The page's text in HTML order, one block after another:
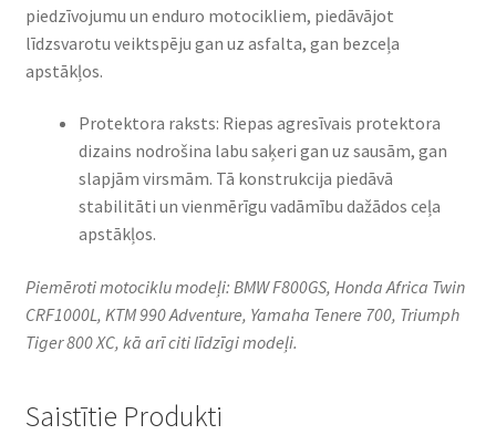
piedzīvojumu un enduro motocikliem, piedāvājot
līdzsvarotu veiktspēju gan uz asfalta, gan bezceļa
apstākļos.
Protektora raksts: Riepas agresīvais protektora
dizains nodrošina labu saķeri gan uz sausām, gan
slapjām virsmām. Tā konstrukcija piedāvā
stabilitāti un vienmērīgu vadāmību dažādos ceļa
apstākļos.
Piemēroti motociklu modeļi: BMW F800GS, Honda Africa Twin
CRF1000L, KTM 990 Adventure, Yamaha Tenere 700, Triumph
Tiger 800 XC, kā arī citi līdzīgi modeļi.
Saistītie Produkti